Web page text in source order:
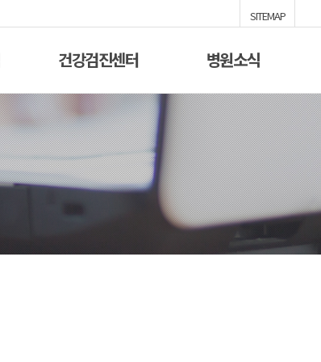
SITEMAP
건강검진센터 병원소식